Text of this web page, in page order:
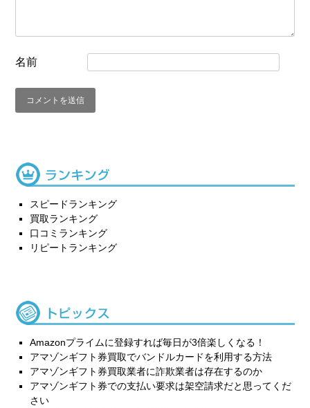
名前
スピードランキング
買取ランキング
口コミランキング
リピートランキング
Amazonプライムに登録すれば毎日が3倍楽しくなる！
アマゾンギフト券買取でバンドルカードを利用する方法
アマゾンギフト券買取業者に詐欺業者は存在するのか
アマゾンギフト券での支払い要求は架空請求だと思ってくだ
さい